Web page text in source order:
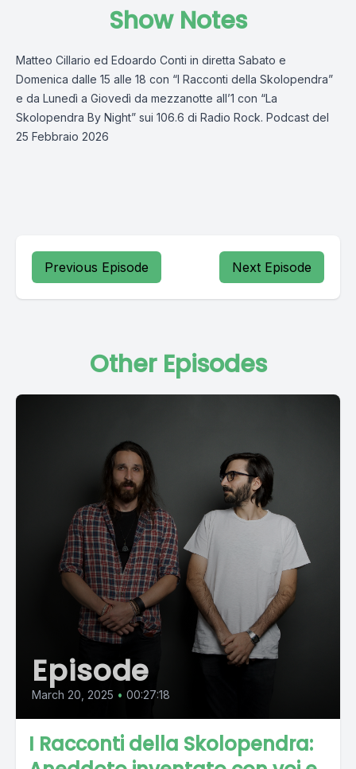
Show Notes
Matteo Cillario ed Edoardo Conti in diretta Sabato e
Domenica dalle 15 alle 18 con “I Racconti della Skolopendra”
e da Lunedì a Giovedì da mezzanotte all’1 con “La
Skolopendra By Night” sui 106.6 di Radio Rock. Podcast del
25 Febbraio 2026
Previous Episode Next Episode
Other Episodes
Episode
March 20, 2025 • 00:27:18
I Racconti della Skolopendra: